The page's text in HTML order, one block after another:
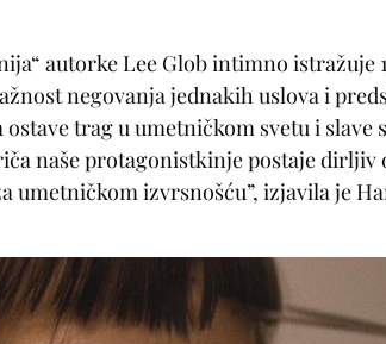
autorke Lee Glob intimno istražuje
negovanja jednakih uslova i
trag u umetničkom svetu i slave
naše protagonistkinje postaje
izvrsnošću”, izjavila je